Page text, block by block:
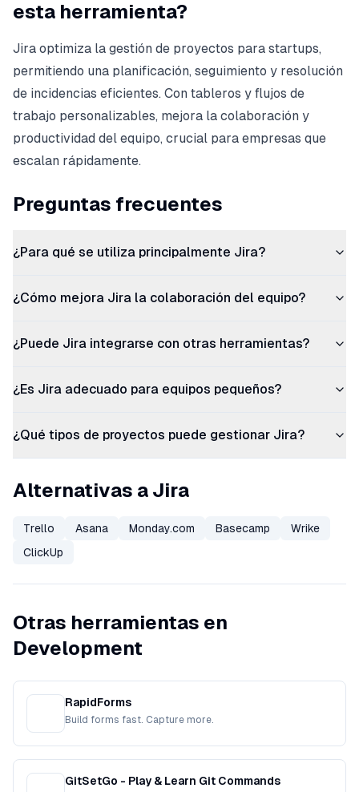
esta herramienta?
Jira optimiza la gestión de proyectos para startups,
permitiendo una planificación, seguimiento y resolución
de incidencias eficientes. Con tableros y flujos de
trabajo personalizables, mejora la colaboración y
productividad del equipo, crucial para empresas que
escalan rápidamente.
Preguntas frecuentes
¿Para qué se utiliza principalmente Jira?
¿Cómo mejora Jira la colaboración del equipo?
¿Puede Jira integrarse con otras herramientas?
¿Es Jira adecuado para equipos pequeños?
¿Qué tipos de proyectos puede gestionar Jira?
Alternativas a Jira
Trello Asana Monday.com Basecamp
Wrike
ClickUp
Otras herramientas en
Development
RapidForms
Build forms fast. Capture more.
GitSetGo - Play & Learn Git Commands